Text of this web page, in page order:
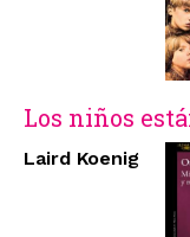
Los niños
Laird Koenig